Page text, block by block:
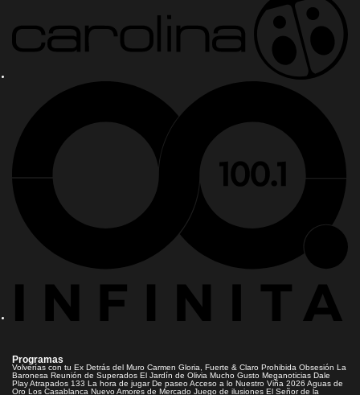
Programas
Volverías con tu Ex Detrás del Muro Carmen Gloria, Fuerte & Claro Prohibida Obsesión La
Baronesa Reunión de Superados El Jardín de Olivia Mucho Gusto Meganoticias Dale
PlayAtrapados 133 La hora de jugar De paseoAcceso a lo Nuestro Viña 2026 Aguas de
Oro Los Casablanca Nuevo Amores de Mercado Juego de ilusiones El Señor de la